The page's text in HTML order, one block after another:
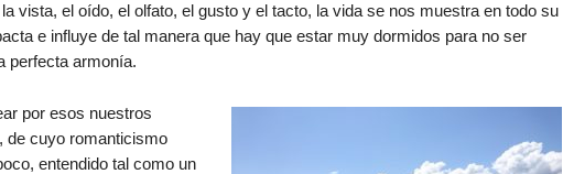
vista, el oído, el olfato, el gusto y el tacto, la vida se nos muestra en todo su
e influye de tal manera que hay que estar muy dormidos para no ser
perfecta armonía.
por esos nuestros
de cuyo romanticismo
entendido tal como un